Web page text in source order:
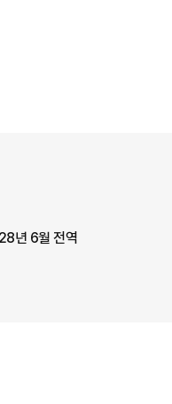
년 6월 전역